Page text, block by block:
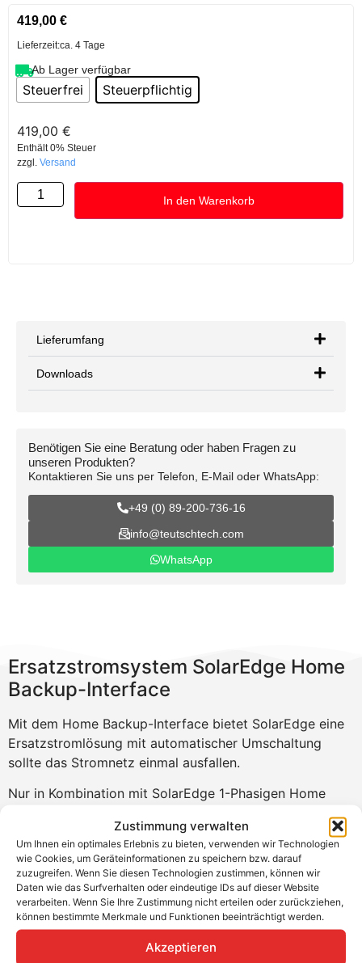
Zustimmung verwalten
Um Ihnen ein optimales Erlebnis zu bieten, verwenden wir Technologien
wie Cookies, um Geräteinformationen zu speichern bzw. darauf
zuzugreifen. Wenn Sie diesen Technologien zustimmen, können wir
Daten wie das Surfverhalten oder eindeutige IDs auf dieser Website
verarbeiten. Wenn Sie Ihre Zustimmung nicht erteilen oder zurückziehen,
können bestimmte Merkmale und Funktionen beeinträchtigt werden.
Akzeptieren
419,00 €
Lieferzeit:ca. 4 Tage
Ab Lager verfügbar
Steuerfrei Steuerpflichtig
419,00 €
Enthält 0% Steuer
zzgl. Versand
In den Warenkorb
Lieferumfang
Downloads
Benötigen Sie eine Beratung oder haben Fragen zu
unseren Produkten?
Kontaktieren Sie uns per Telefon, E-Mail oder WhatsApp:
+49 (0) 89-200-736-16
info@teutschtech.com
WhatsApp
Ersatzstromsystem SolarEdge Home
Backup-Interface
Mit dem Home Backup-Interface bietet SolarEdge eine
Ersatzstromlösung mit automatischer Umschaltung
sollte das Stromnetz einmal ausfallen.
Nur in Kombination mit SolarEdge 1-Phasigen Home
Das Home Backup Interface kann in Deutschland und
Österreich verbaut werden um auf einer Phase
Ersatzstrom zu Gewährleisten. Hierbei muss ein
zusätzlicher 3-Phasiger SolarEdge Smartmeter für die
Eigenverbrauchsmessung installiert werden.